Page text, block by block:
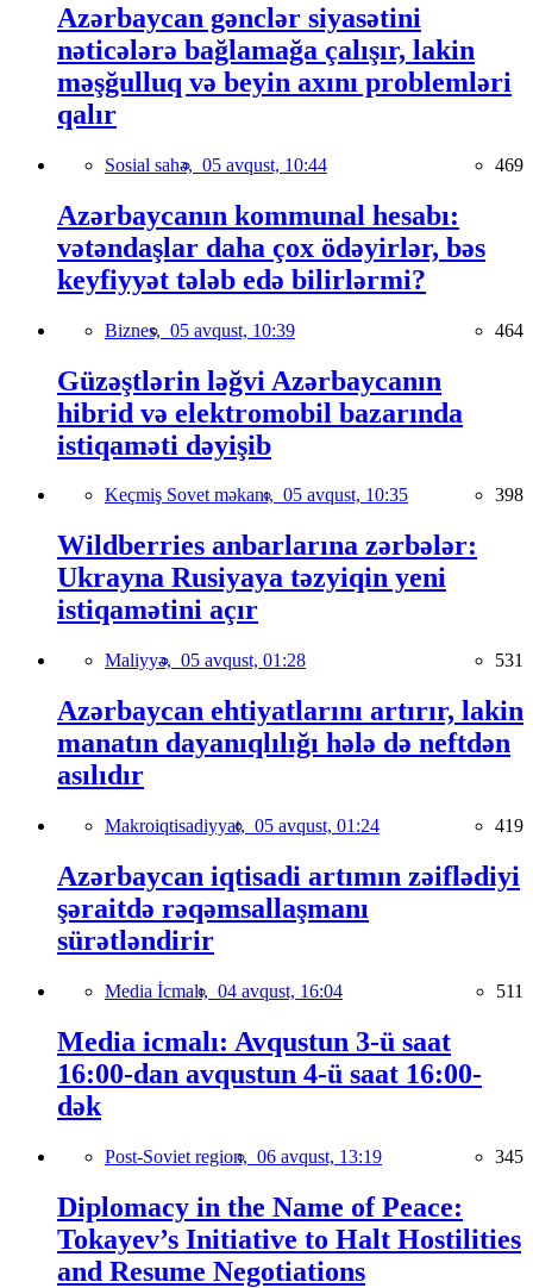
Azərbaycan gənclər siyasətini
nəticələrə bağlamağa çalışır, lakin
məşğulluq və beyin axını problemləri
qalır
Sosial sahə, 05 avqust, 10:44 469
Azərbaycanın kommunal hesabı:
vətəndaşlar daha çox ödəyirlər, bəs
keyfiyyət tələb edə bilirlərmi?
Biznes, 05 avqust, 10:39 464
Güzəştlərin ləğvi Azərbaycanın
hibrid və elektromobil bazarında
istiqaməti dəyişib
Keçmiş Sovet məkanı, 05 avqust, 10:35 398
Wildberries anbarlarına zərbələr:
Ukrayna Rusiyaya təzyiqin yeni
istiqamətini açır
Maliyyə, 05 avqust, 01:28 531
Azərbaycan ehtiyatlarını artırır, lakin
manatın dayanıqlılığı hələ də neftdən
asılıdır
Makroiqtisadiyyat, 05 avqust, 01:24 419
Azərbaycan iqtisadi artımın zəiflədiyi
şəraitdə rəqəmsallaşmanı
sürətləndirir
Media İcmalı, 04 avqust, 16:04 511
Media icmalı: Avqustun 3-ü saat
16:00-dan avqustun 4-ü saat 16:00-
dək
Post-Soviet region, 06 avqust, 13:19 345
Diplomacy in the Name of Peace:
Tokayev’s Initiative to Halt Hostilities
and Resume Negotiations